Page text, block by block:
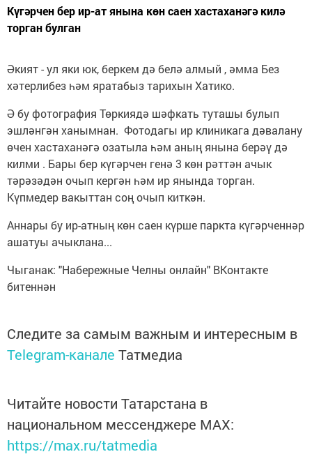
Күгәрчен бер ир-ат янына көн саен хастаханәгә килә
торган булган
Әкият - ул яки юк, беркем дә белә алмый , әмма Без
хәтерлибез һәм яратабыз тарихын Хатико.
Ә бу фотография Төркиядә шәфкать туташы булып
эшләнгән ханымнан. Фотодагы ир клиникага дәвалану
өчен хастаханәгә озатыла һәм аның янына берәү дә
килми . Бары бер күгәрчен генә 3 көн рәттән ачык
тәрәзәдән очып кергән һәм ир янында торган.
Күпмедер вакыттан соң очып киткән.
Аннары бу ир-атның көн саен күрше паркта күгәрченнәр
ашатуы ачыклана...
Чыганак: "Набережные Челны онлайн" ВКонтакте
битеннән
Следите за самым важным и интересным в
Telegram-канале Татмедиа
Читайте новости Татарстана в
национальном мессенджере MАХ:
https://max.ru/tatmedia